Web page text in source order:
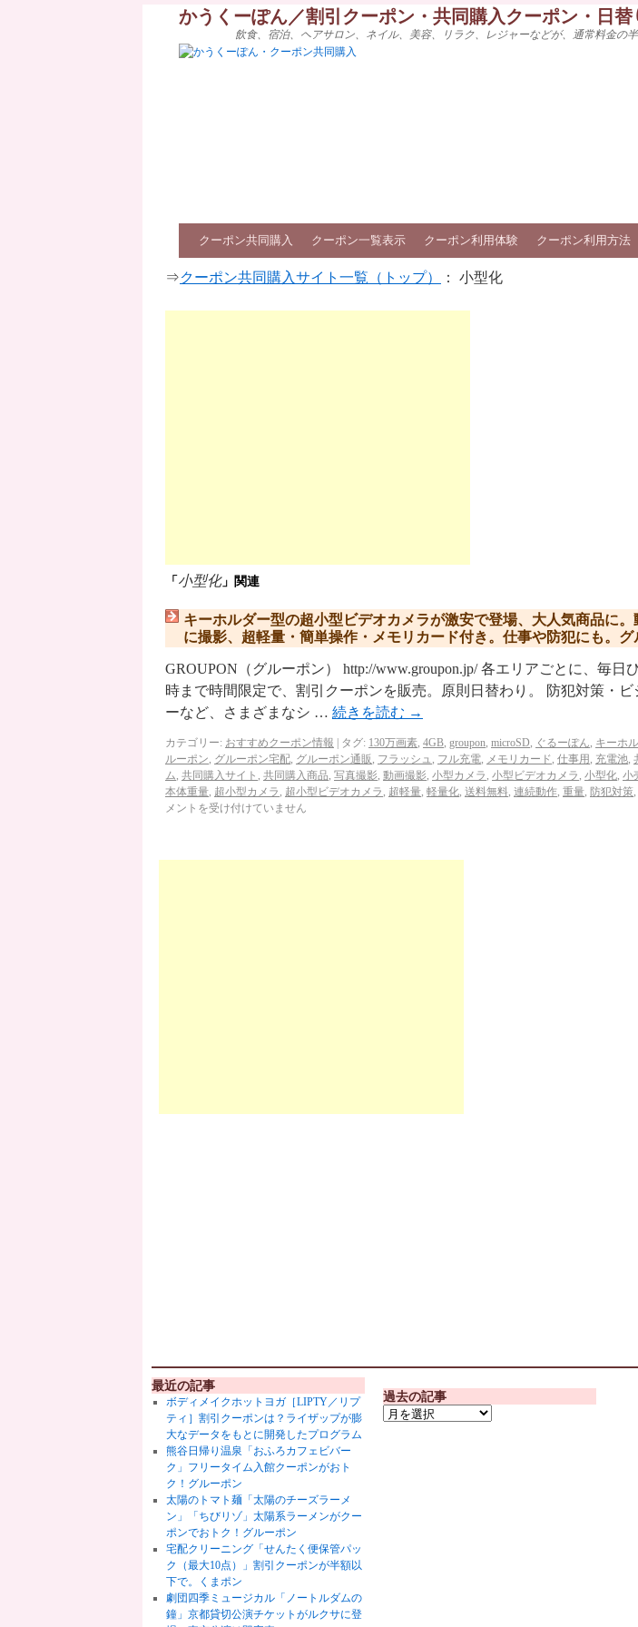
かうくーぽん／割引クーポン・共同購入クーポン・日
飲食、宿泊、ヘアサロン、ネイル、美容、リラク、レジャーなどが、通常料金
クーポン共同購入 クーポン一覧表示 クーポン利用体験 クーポン利用方法
⇒クーポン共同購入サイト一覧（トップ） ： 小型化
「 小型化」関連
キーホルダー型の超小型ビデオカメラが激安で登場、大人気商品に
に撮影、超軽量・簡単操作・メモリカード付き。仕事や防犯にも。グ
GROUPON（グルーポン） http://www.groupon.jp/ 各エリアごとに、毎日
時まで時間限定で、割引クーポンを販売。原則日替わり。 防犯対策・ビ
ーなど、さまざまなシ … 続きを読む →
カテゴリー: おすすめクーポン情報 タグ: 130万画素, 4GB, groupon, microSD, ぐるーぽん, キーホ
ルーポン, グルーポン宅配, グルーポン通販 , フラッシュ , フル充電, メモリカード, 仕事用 , 充電池,
ム, 共同購入サイト , 共同購入商品, 写真撮影, 動画撮影, 小型カメラ , 小型ビデオカメラ , 小型化, 小
本体重量, 超小型カメラ , 超小型ビデオカメラ , 超軽量, 軽量化, 送料無料, 連続動作, 重量, 防犯対策,
メントを受け付けていません
最近の記事
ボディメイクホットヨガ［LIPTY／リプ
ティ］割引クーポンは？ライザップが膨
大なデータをもとに開発したプログラム
熊谷日帰り温泉「おふろカフェビバー
ク」フリータイム入館クーポンがおト
ク！グルーポン
太陽のトマト麺「太陽のチーズラーメ
ン」「ちびリゾ」太陽系ラーメンがクー
ポンでおトク！グルーポン
宅配クリーニング「せんたく便保管パッ
ク（最大10点）」割引クーポンが半額以
下で。くまポン
劇団四季ミュージカル「ノートルダムの
鐘」京都貸切公演チケットがルクサに登
過去の記事